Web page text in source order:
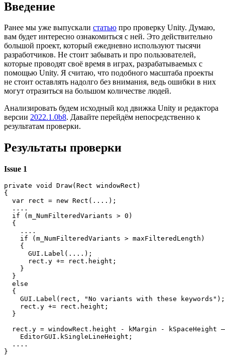
Введение
Ранее мы уже выпускали статью про проверку Unity. Думаю,
вам будет интересно ознакомиться с ней. Это действительно
большой проект, который ежедневно используют тысячи
разработчиков. Не стоит забывать и про пользователей,
которые проводят своё время в играх, разрабатываемых с
помощью Unity. Я считаю, что подобного масштаба проекты
не стоит оставлять надолго без внимания, ведь ошибки в них
могут отразиться на большом количестве людей.
Анализировать будем исходный код движка Unity и редактора
версии 2022.1.0b8. Давайте перейдём непосредственно к
результатам проверки.
Результаты проверки
Issue 1
private void Draw(Rect windowRect)
{
  var rect = new Rect(....);
  ....
  if (m_NumFilteredVariants > 0)
  {
    ....
    if (m_NumFilteredVariants > maxFilteredLength)
    {
      GUI.Label(....);
      rect.y += rect.height;
    }
  }
  else
  {
    GUI.Label(rect, "No variants with these keywords");
rect.y += rect.height;
  }
rect.y = windowRect.height - kMargin - kSpaceHeight
EditorGUI.kSingleLineHeight;
  ....
}